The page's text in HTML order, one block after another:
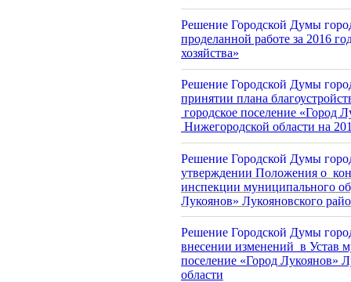
Решение Городской Думы
проделанной работе за 2016
хозяйства»
Решение Городской Думы
принятии плана
городское поселение «Город
Нижегородской области на
Решение Городской Думы
утверждении Положения о
инспекции муниципального
Лукоянов» Лукояновского
Решение Городской Думы
внесении изменений в Устав
поселение «Город Лукоянов»
области